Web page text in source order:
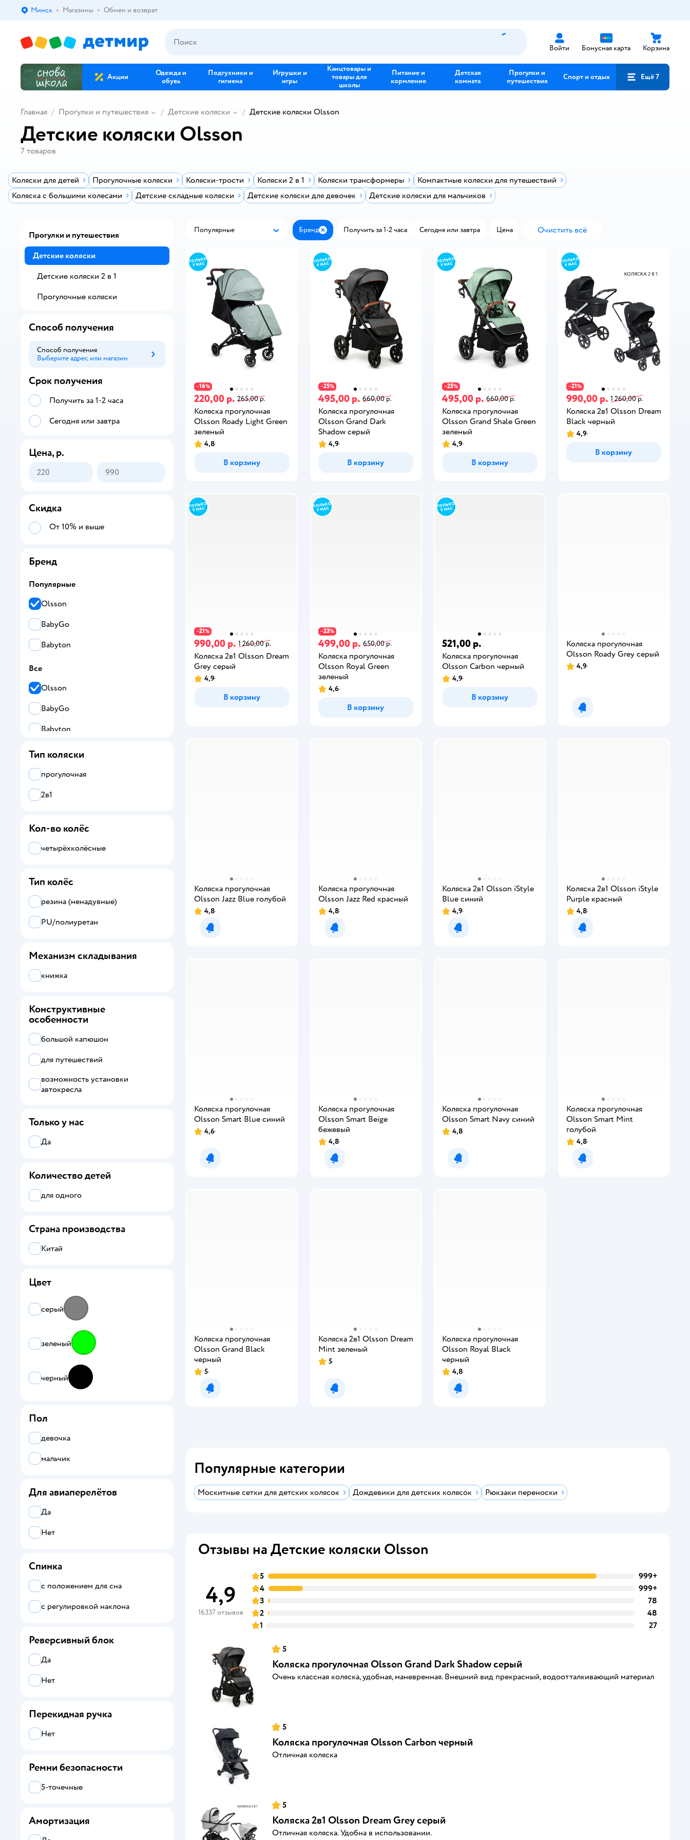
Выбор адреса доставки.
Минск Магазины Обмен и возврат
Войти Бонусная карта Корзина
Акции
Одежда и
обувь
Подгузники и
гигиена
Игрушки и
игры
Канцтовары и
товары для
школы
Питание и
кормление
Детская
комната
Прогулки и
путешествия
Спорт и отдых Ещё 7
Главная Прогулки и путешествия Детские коляски Детские коляски Olsson
Детские коляски Olsson
7 товаров
Коляски для детей Прогулочные коляски Коляски-трости Коляски 2 в 1 Коляски трансформеры
Компактные коляски для путешествий
Коляска с большими колесами
Детские складные коляски Детские коляски для девочек Детские коляски для мальчиков
Популярные
Популярные Бренд ЗакрытьПолучить за 1-2 часа Сегодня или завтра Цена Очистить всё
−16%
220,00 р. 265,00 р.
Коляска прогулочная
Olsson Roady Light Green
зеленый
4,8
В корзину
−25%
495,00 р. 660,00 р.
Коляска прогулочная
Olsson Grand Dark
Shadow серый
4,9
В корзину
−25%
495,00 р. 660,00 р.
Коляска прогулочная
Olsson Grand Shale Green
зеленый
4,9
В корзину
−21 %
990,00 р. 1 260,00 р.
Коляска 2в1 Olsson Dream
Black черный
4,9
В корзину
−21 %
990,00 р. 1 260,00 р.
Коляска 2в1 Olsson Dream
Grey серый
4,9
В корзину
−23%
499,00 р. 650,00 р.
Коляска прогулочная
Olsson Royal Green
зеленый
4,6
В корзину
521,00 р.
Коляска прогулочная
Olsson Carbon черный
4,9
В корзину
Коляска прогулочная
Olsson Roady Grey серый
4,9
Уведомить о появлении
Коляска прогулочная
Olsson Jazz Blue голубой
4,8
Уведомить о появлении
Коляска прогулочная
Olsson Jazz Red красный
4,8
Уведомить о появлении
Коляска 2в1 Olsson iStyle
Blue синий
4,9
Уведомить о появлении
Коляска 2в1 Olsson iStyle
Purple красный
4,8
Уведомить о появлении
Коляска прогулочная
Olsson Smart Blue синий
4,6
Уведомить о появлении
Коляска прогулочная
Olsson Smart Beige
бежевый
4,8
Уведомить о появлении
Коляска прогулочная
Olsson Smart Navy синий
4,8
Уведомить о появлении
Коляска прогулочная
Olsson Smart Mint
голубой
4,8
Уведомить о появлении
Коляска прогулочная
Olsson Grand Black
черный
5
Уведомить о появлении
Коляска 2в1 Olsson Dream
Mint зеленый
5
Уведомить о появлении
Коляска прогулочная
Olsson Royal Black
черный
4,8
Уведомить о появлении
Популярные категории
Москитные сетки для детских колясок Дождевики для детских колясок Рюкзаки переноски
Отзывы на Детские коляски Olsson
4,9
16337 отзывов
5
999+
4
999+
3
78
2
48
1
27
5
Коляска прогулочная Olsson Grand Dark Shadow серый
Очень классная коляска, удобная, маневренная. Внешний вид прекрасный, водоотталкивающий материал
5
Коляска прогулочная Olsson Carbon черный
Отличная коляска
5
Коляска 2в1 Olsson Dream Grey серый
Отличная коляска. Удобна в использовании.
Прогулки и путешествия
Детские коляски
Детские коляски 2 в 1
Прогулочные коляски
Способ получения
Способ получения
Выберите адрес или магазин
Способ получения
Срок получения
Получить за 1-2 часа
Сегодня или завтра
Цена, р.
Скидка
От 10% и выше
Бренд
Популярные
Olsson
BabyGo
Babyton
Все
Olsson
BabyGo
Babyton
Тип коляски
прогулочная
2в1
Кол-во колёс
четырёхколёсные
Тип колёс
резина (ненадувные)
PU/полиуретан
Механизм складывания
книжка
Конструктивные
особенности
большой капюшон
для путешествий
возможность установки
автокресла
Только у нас
Да
Количество детей
для одного
Страна производства
Китай
Цвет
серый
зеленый
черный
Пол
девочка
мальчик
Для авиаперелётов
Да
Нет
Спинка
с положением для сна
с регулировкой наклона
Реверсивный блок
Да
Нет
Перекидная ручка
Нет
Ремни безопасности
5-точечные
Амортизация